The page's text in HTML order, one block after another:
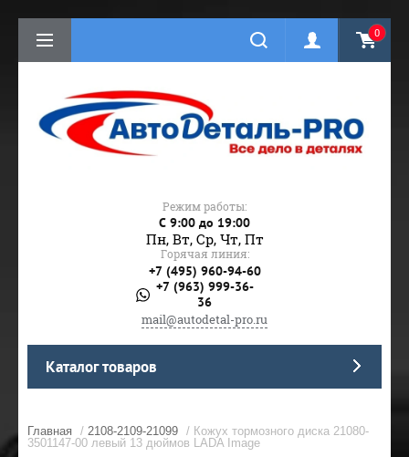
0
Режим работы:
C 9:00 до 19:00
Пн, Вт, Ср, Чт, Пт
Горячая линия:
+7 (495) 960-94-60
+7 (963) 999-36-
36
mail@autodetal-pro.ru
Каталог товаров
Главная / 2108-2109-21099 / Кожух тормозного диска 21080-
3501147-00 левый 13 дюймов LADA Image